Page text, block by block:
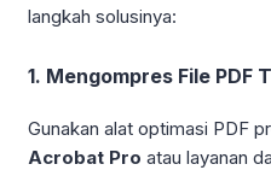
langkah solusinya:
1. Mengompres File PDF
Gunakan alat optimasi PDF
Acrobat Pro atau layanan